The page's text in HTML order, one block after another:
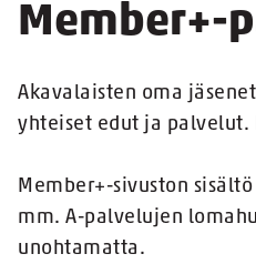
Member+-
Akavalaisten oma
yhteiset edut ja
Member+-sivuston
mm. A-palvelujen
unohtamatta.